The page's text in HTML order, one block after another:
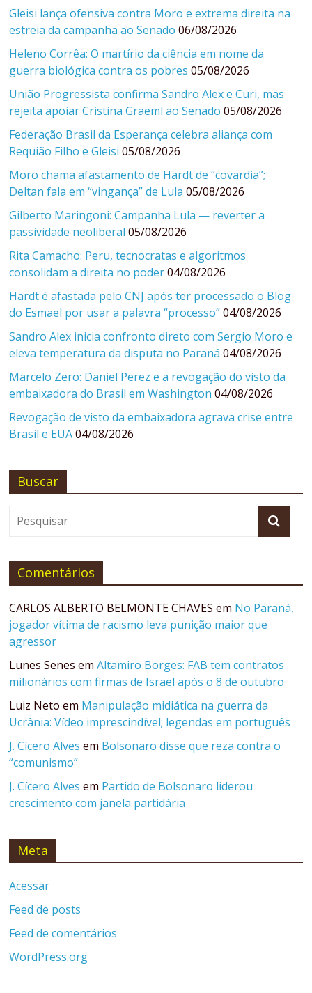
Gleisi lança ofensiva contra Moro e extrema direita na
estreia da campanha ao Senado 06/08/2026
Heleno Corrêa: O martírio da ciência em nome da
guerra biológica contra os pobres 05/08/2026
União Progressista confirma Sandro Alex e Curi, mas
rejeita apoiar Cristina Graeml ao Senado 05/08/2026
Federação Brasil da Esperança celebra aliança com
Requião Filho e Gleisi 05/08/2026
Moro chama afastamento de Hardt de “covardia”;
Deltan fala em “vingança” de Lula 05/08/2026
Gilberto Maringoni: Campanha Lula — reverter a
passividade neoliberal 05/08/2026
Rita Camacho: Peru, tecnocratas e algoritmos
consolidam a direita no poder 04/08/2026
Hardt é afastada pelo CNJ após ter processado o Blog
do Esmael por usar a palavra “processo” 04/08/2026
Sandro Alex inicia confronto direto com Sergio Moro e
eleva temperatura da disputa no Paraná 04/08/2026
Marcelo Zero: Daniel Perez e a revogação do visto da
embaixadora do Brasil em Washington 04/08/2026
Revogação de visto da embaixadora agrava crise entre
Brasil e EUA 04/08/2026
Buscar
Comentários
CARLOS ALBERTO BELMONTE CHAVES em No Paraná,
jogador vítima de racismo leva punição maior que
agressor
Lunes Senes emAltamiro Borges: FAB tem contratos
milionários com firmas de Israel após o 8 de outubro
Luiz Neto em Manipulação midiática na guerra da
Ucrânia: Vídeo imprescindível; legendas em português
J. Cícero Alves em Bolsonaro disse que reza contra o
“comunismo”
J. Cícero Alves em Partido de Bolsonaro liderou
crescimento com janela partidária
Meta
Acessar
Feed de posts
Feed de comentários
WordPress.org